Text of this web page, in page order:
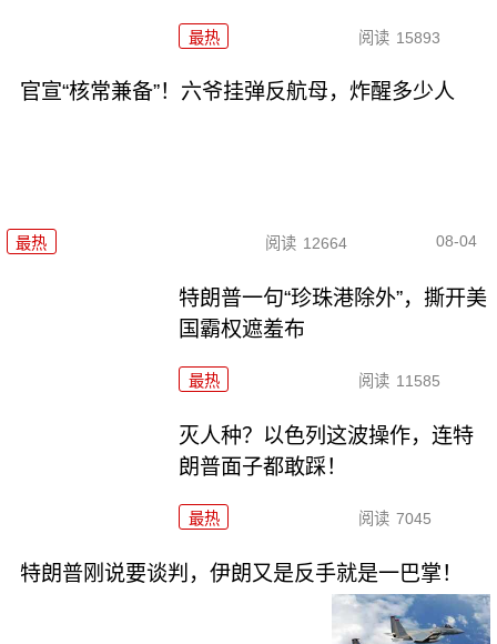
最热 阅读 15893
官宣“核常兼备”！六爷挂弹反航母，炸醒多少人
最热 阅读 12664 08-04
特朗普一句“珍珠港除外”，撕开美
国霸权遮羞布
最热 阅读 11585
灭人种？以色列这波操作，连特
朗普面子都敢踩！
最热 阅读 7045
特朗普刚说要谈判，伊朗又是反手就是一巴掌！